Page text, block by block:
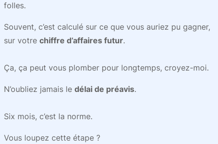
folles.
Souvent, c’est calculé sur ce que vous auriez pu gagner,
sur votre chiffre d’affaires futur.
Ça, ça peut vous plomber pour longtemps, croyez-moi.
N’oubliez jamais le délai de préavis.
Six mois, c’est la norme.
Vous loupez cette étape ?